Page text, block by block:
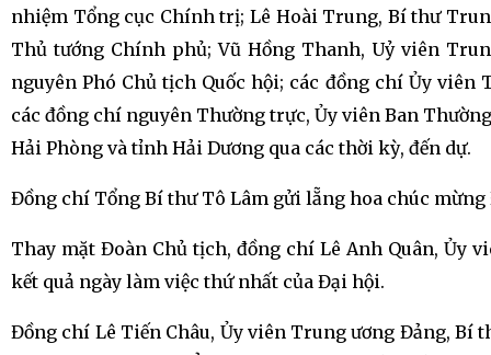
nhiệm Tổng cục Chính trị; Lê Hoài Trung, Bí thư
Thủ tướng Chính phủ; Vũ Hồng Thanh, Uỷ viên
nguyên Phó Chủ tịch Quốc hội; các đồng chí Ủy
các đồng chí nguyên Thường trực, Ủy viên Ban
Hải Phòng và tỉnh Hải Dương qua các thời kỳ, đến dự.
Đồng chí Tổng Bí thư Tô Lâm gửi lẵng hoa chúc
Thay mặt Đoàn Chủ tịch, đồng chí Lê Anh Quân, Ủy
kết quả ngày làm việc thứ nhất của Đại hội.
Đồng chí Lê Tiến Châu, Ủy viên Trung ương Đảng, Bí